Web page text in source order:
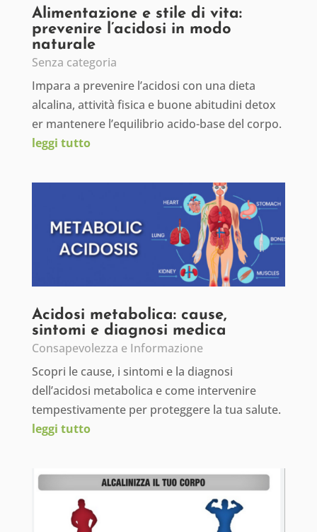
Alimentazione e stile di vita:
prevenire l’acidosi in modo
naturale
Senza categoria
Impara a prevenire l’acidosi con una dieta
alcalina, attività fisica e buone abitudini detox
er mantenere l’equilibrio acido-base del corpo.
leggi tutto
Acidosi metabolica: cause,
sintomi e diagnosi medica
Consapevolezza e Informazione
Scopri le cause, i sintomi e la diagnosi
dell’acidosi metabolica e come intervenire
tempestivamente per proteggere la tua salute.
leggi tutto